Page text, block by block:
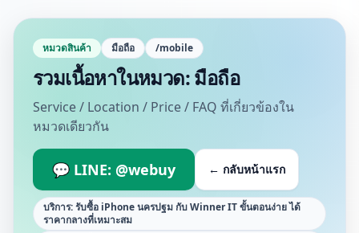
หมวดสินค้า มือถือ /mobile
รวมเนื้อหาในหมวด:มือถือ
Service / Location / Price / FAQ ที่เกี่ยวข้องใน
หมวดเดียวกัน
💬 LINE: @webuy ← กลับหน้าแรก
บริการ: รับซื้อ iPhone นครปฐม กับ Winner IT ขั้นตอนง่าย ได้
ราคากลางที่เหมาะสม